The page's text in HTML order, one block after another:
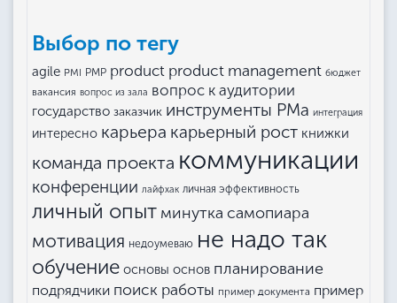
Выбор по тегу
agile PMI PMP product product management бюджет
вакансия вопрос из зала вопрос к аудитории
государство заказчик инструменты РМа интеграция
интересно карьера карьерный рост книжки
команда проекта коммуникации
конференции лайфхак личная эффективность
личный опыт минутка самопиара
мотивация недоумеваю не надо так
обучение основы основ планирование
подрядчики поиск работы пример документа пример